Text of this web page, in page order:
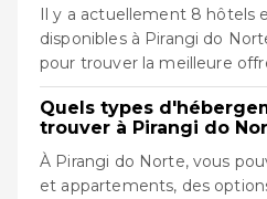
Il y a actuellement 8 hôtels
disponibles à Pirangi do
pour trouver la meilleure
Quels types
trouver à Pirangi do
À Pirangi do Norte, vous
et appartements, des